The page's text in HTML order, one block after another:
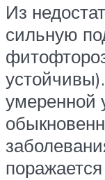
Из
сильную
умеренной